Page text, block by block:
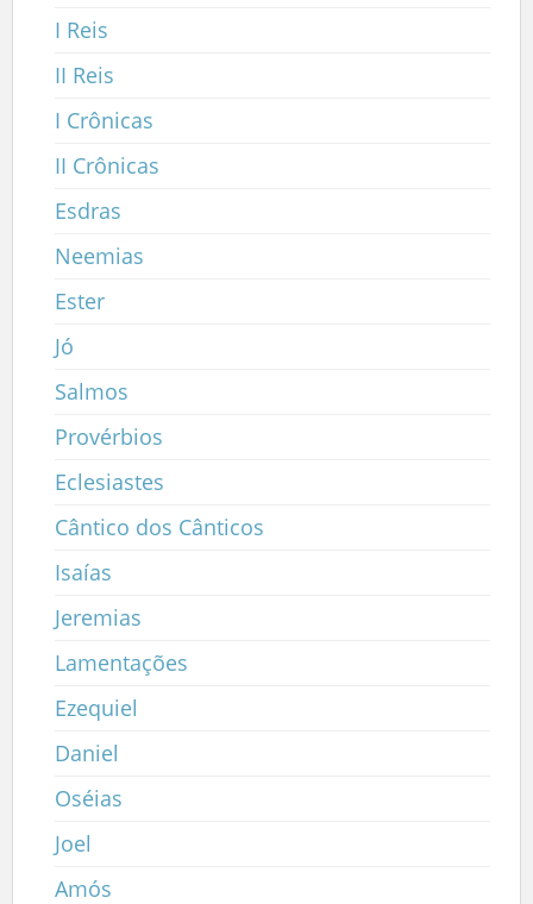
I Reis
II Reis
I Crônicas
II Crônicas
Esdras
Neemias
Ester
Jó
Salmos
Provérbios
Eclesiastes
Cântico dos Cânticos
Isaías
Jeremias
Lamentações
Ezequiel
Daniel
Oséias
Joel
Amós